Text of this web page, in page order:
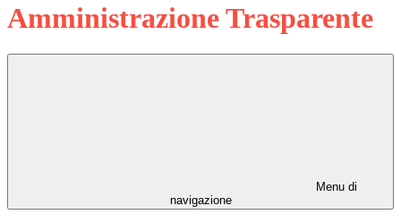
Amministrazione Trasparente
Menu di
navigazione